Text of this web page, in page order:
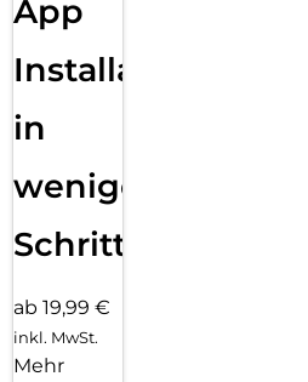
App
Installation
in
wenigen
Schritten
ab 19,99 €
inkl. MwSt.
Mehr